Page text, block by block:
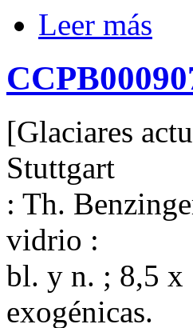
Leer más
[Glaciares
Stuttgart
: Th.
vidrio :
bl. y n. ; 8,5 x
exogénicas.